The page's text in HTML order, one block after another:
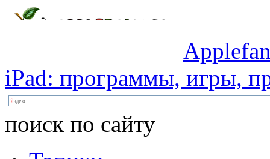
iPad: программы, игры,
поиск по сайту